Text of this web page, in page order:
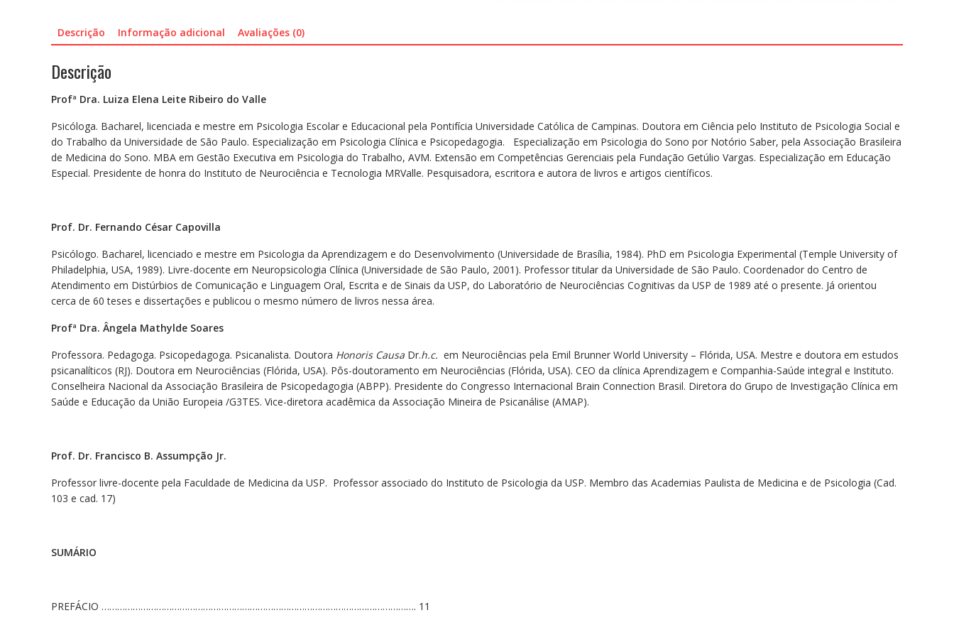
Descrição Informação adicional Avaliações (0)
Descrição
Profª Dra. Luiza Elena Leite Ribeiro do Valle
Psicóloga. Bacharel, licenciada e mestre em Psicologia Escolar e Educacional pela Pontifícia Universidade Católica de Campinas. Doutora em Ciência pelo Instituto de Psicologia Social e
do Trabalho da Universidade de São Paulo. Especialização em Psicologia Clínica e Psicopedagogia. Especialização em Psicologia do Sono por Notório Saber, pela Associação Brasileira
de Medicina do Sono. MBA em Gestão Executiva em Psicologia do Trabalho, AVM. Extensão em Competências Gerenciais pela Fundação Getúlio Vargas. Especialização em Educação
Especial. Presidente de honra do Instituto de Neurociência e Tecnologia MRValle. Pesquisadora, escritora e autora de livros e artigos científicos.
Prof. Dr. Fernando César Capovilla
Psicólogo. Bacharel, licenciado e mestre em Psicologia da Aprendizagem e do Desenvolvimento (Universidade de Brasília, 1984). PhD em Psicologia Experimental (Temple University of
Philadelphia, USA, 1989). Livre-docente em Neuropsicologia Clínica (Universidade de São Paulo, 2001). Professor titular da Universidade de São Paulo. Coordenador do Centro de
Atendimento em Distúrbios de Comunicação e Linguagem Oral, Escrita e de Sinais da USP, do Laboratório de Neurociências Cognitivas da USP de 1989 até o presente. Já orientou
cerca de 60 teses e dissertações e publicou o mesmo número de livros nessa área.
Profª Dra. Ângela Mathylde Soares
Professora. Pedagoga. Psicopedagoga. Psicanalista. Doutora Honoris Causa Dr.h.c. em Neurociências pela Emil Brunner World University – Flórida, USA. Mestre e doutora em estudos
psicanalíticos (RJ). Doutora em Neurociências (Flórida, USA). Pôs-doutoramento em Neurociências (Flórida, USA). CEO da clínica Aprendizagem e Companhia-Saúde integral e Instituto.
Conselheira Nacional da Associação Brasileira de Psicopedagogia (ABPP). Presidente do Congresso Internacional Brain Connection Brasil. Diretora do Grupo de Investigação Clínica em
Saúde e Educação da União Europeia /G3TES. Vice-diretora acadêmica da Associação Mineira de Psicanálise (AMAP).
Prof. Dr. Francisco B. Assumpção Jr.
Professor livre-docente pela Faculdade de Medicina da USP. Professor associado do Instituto de Psicologia da USP. Membro das Academias Paulista de Medicina e de Psicologia (Cad.
103 e cad. 17)
SUMÁRIO
PREFÁCIO …………………………………………………………………………………………………………. 11